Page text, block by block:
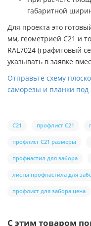
габаритной
Для проекта это
мм, геометрией C21 и
RAL7024 (графитовый
указывать в заявке
Отправьте схему
саморезы и планки
С21 профлист С21
профлист С21 размеры
профнастил для забора
листы профнастила для
профлист для забора цена
С этим товаром